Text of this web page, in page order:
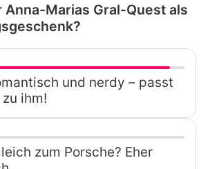
Marias Gral-Quest als
und nerdy – passt
ihm!
zum Porsche? Eher